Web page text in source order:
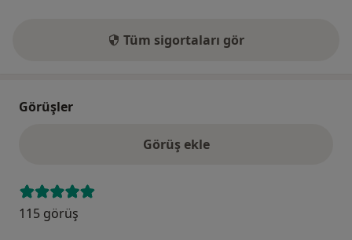
Tüm sigortaları gör
Görüşler
Görüş ekle
115 görüş